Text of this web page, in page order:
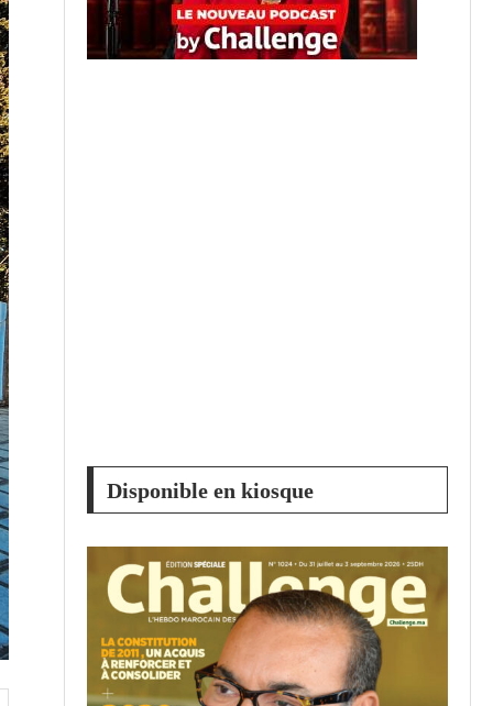
Disponible en kiosque